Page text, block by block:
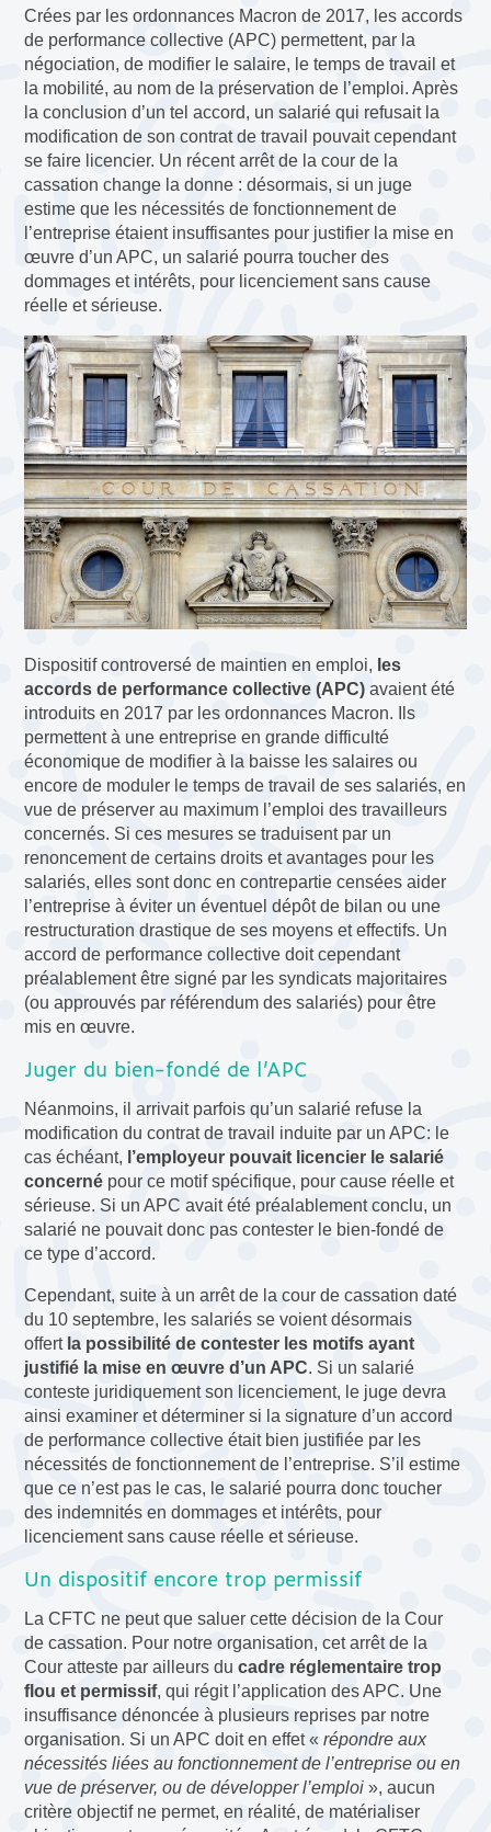
Crées par les ordonnances Macron de 2017, les accords
de performance collective (APC) permettent, par la
négociation, de modifier le salaire, le temps de travail et
la mobilité, au nom de la préservation de l’emploi. Après
la conclusion d’un tel accord, un salarié qui refusait la
modification de son contrat de travail pouvait cependant
se faire licencier. Un récent arrêt de la cour de la
cassation change la donne : désormais, si un juge
estime que les nécessités de fonctionnement de
l’entreprise étaient insuffisantes pour justifier la mise en
œuvre d’un APC, un salarié pourra toucher des
dommages et intérêts, pour licenciement sans cause
réelle et sérieuse.
Dispositif controversé de maintien en emploi, les
accords de performance collective (APC) avaient été
introduits en 2017 par les ordonnances Macron. Ils
permettent à une entreprise en grande difficulté
économique de modifier à la baisse les salaires ou
encore de moduler le temps de travail de ses salariés, en
vue de préserver au maximum l’emploi des travailleurs
concernés. Si ces mesures se traduisent par un
renoncement de certains droits et avantages pour les
salariés, elles sont donc en contrepartie censées aider
l’entreprise à éviter un éventuel dépôt de bilan ou une
restructuration drastique de ses moyens et effectifs. Un
accord de performance collective doit cependant
préalablement être signé par les syndicats majoritaires
(ou approuvés par référendum des salariés) pour être
mis en œuvre.
Juger du bien-fondé de l’APC
Néanmoins, il arrivait parfois qu’un salarié refuse la
modification du contrat de travail induite par un APC: le
cas échéant, l’employeur pouvait licencier le salarié
concerné pour ce motif spécifique, pour cause réelle et
sérieuse. Si un APC avait été préalablement conclu, un
salarié ne pouvait donc pas contester le bien-fondé de
ce type d’accord.
Cependant, suite à un arrêt de la cour de cassation daté
du 10 septembre, les salariés se voient désormais
offert la possibilité de contester les motifs ayant
justifié la mise en œuvre d’un APC. Si un salarié
conteste juridiquement son licenciement, le juge devra
ainsi examiner et déterminer si la signature d’un accord
de performance collective était bien justifiée par les
nécessités de fonctionnement de l’entreprise. S’il estime
que ce n’est pas le cas, le salarié pourra donc toucher
des indemnités en dommages et intérêts, pour
licenciement sans cause réelle et sérieuse.
Un dispositif encore trop permissif
La CFTC ne peut que saluer cette décision de la Cour
de cassation. Pour notre organisation, cet arrêt de la
Cour atteste par ailleurs ducadre réglementaire trop
flou et permissif, qui régit l’application des APC. Une
insuffisance dénoncée à plusieurs reprises par notre
organisation. Si un APC doit en effet «répondre aux
nécessités liées au fonctionnement de l’entreprise ou en
vue de préserver, ou de développer l’emploi », aucun
critère objectif ne permet, en réalité, de matérialiser